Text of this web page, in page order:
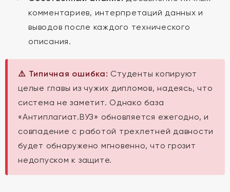
комментариев, интерпретаций данных и
выводов после каждого технического
описания.
⚠️ Типичная ошибка: Студенты копируют
целые главы из чужих дипломов, надеясь, что
система не заметит. Однако база
«Антиплагиат.ВУЗ» обновляется ежегодно, и
совпадение с работой трехлетней давности
будет обнаружено мгновенно, что грозит
недопуском к защите.